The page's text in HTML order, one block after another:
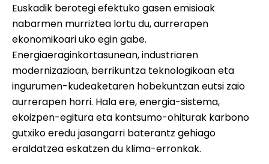
Euskadik berotegi efektuko gasen emisioak
nabarmen murriztea lortu du, aurrerapen
ekonomikoari uko egin gabe.
Energiaeraginkortasunean, industriaren
modernizazioan, berrikuntza teknologikoan eta
ingurumen-kudeaketaren hobekuntzan eutsi zaio
aurrerapen horri. Hala ere, energia-sistema,
ekoizpen-egitura eta kontsumo-ohiturak karbono
gutxiko eredu jasangarri baterantz gehiago
eraldatzea eskatzen du klima-erronkak.